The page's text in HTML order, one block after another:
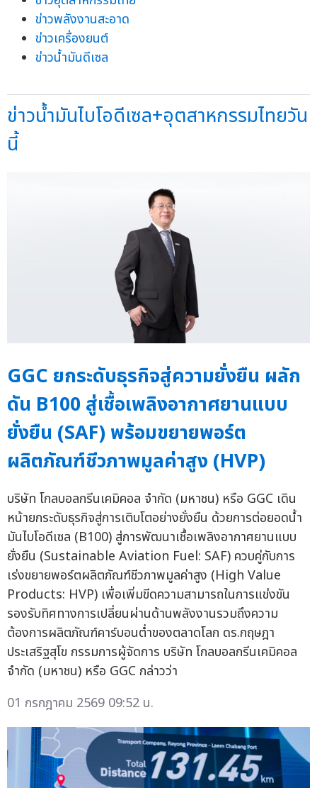
ข่าวพลังงานสะอาด
ข่าวเครื่องยนต์
ข่าวน้ำมันดีเซล
ข่าวน้ำมันไบโอดีเซล+อุตสาหกรรมไทยวัน
นี้
GGC ยกระดับธุรกิจสู่ความยั่งยืน ผลัก
ดัน B100 สู่เชื้อเพลิงอากาศยานแบบ
ยั่งยืน (SAF) พร้อมขยายพอร์ต
ผลิตภัณฑ์ชีวภาพมูลค่าสูง (HVP)
บริษัท โกลบอลกรีนเคมิคอล จำกัด (มหาชน) หรือ GGC เดิน
หน้ายกระดับธุรกิจสู่การเติบโตอย่างยั่งยืน ด้วยการต่อยอดน้ำ
มันไบโอดีเซล (B100) สู่การพัฒนาเชื้อเพลิงอากาศยานแบบ
ยั่งยืน (Sustainable Aviation Fuel: SAF) ควบคู่กับการ
เร่งขยายพอร์ตผลิตภัณฑ์ชีวภาพมูลค่าสูง (High Value
Products: HVP) เพื่อเพิ่มขีดความสามารถในการแข่งขัน
รองรับทิศทางการเปลี่ยนผ่านด้านพลังงานรวมถึงความ
ต้องการผลิตภัณฑ์คาร์บอนต่ำของตลาดโลก ดร.กฤษฎา
ประเสริฐสุโข กรรมการผู้จัดการ บริษัท โกลบอลกรีนเคมิคอล
จำกัด (มหาชน) หรือ GGC กล่าวว่า
01 กรกฎาคม 2569 09:52 น.